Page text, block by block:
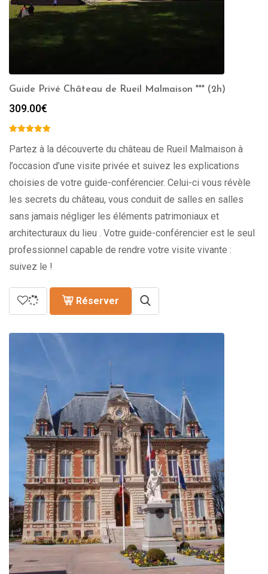
Guide Privé Château de Rueil Malmaison *** (2h)
309.00€
Partez à la découverte du château de Rueil Malmaison à
l’occasion d’une visite privée et suivez les explications
choisies de votre guide-conférencier. Celui-ci vous révèle
les secrets du château, vous conduit de salles en salles
sans jamais négliger les éléments patrimoniaux et
architecturaux du lieu . Votre guide-conférencier est le seul
professionnel capable de rendre votre visite vivante :
suivez le !
Réserver